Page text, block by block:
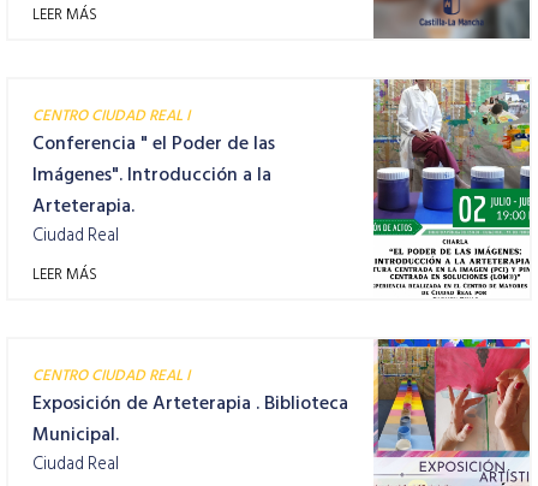
LEER MÁS
CENTRO CIUDAD REAL I
Conferencia " el Poder de las
Imágenes". Introducción a la
Arteterapia.
Ciudad Real
LEER MÁS
CENTRO CIUDAD REAL I
Exposición de Arteterapia . Biblioteca
Municipal.
Ciudad Real